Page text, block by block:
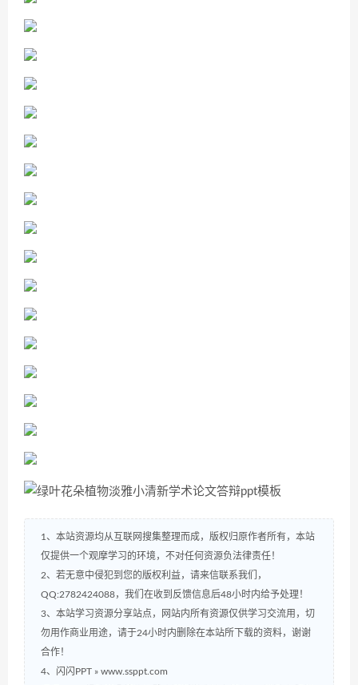
1、本站资源均从互联网搜集整理而成，版权归原作者所有，本站
仅提供一个观摩学习的环境，不对任何资源负法律责任！
2、若无意中侵犯到您的版权利益，请来信联系我们，
QQ:2782424088，我们在收到反馈信息后48小时内给予处理！
3、本站学习资源分享站点，网站内所有资源仅供学习交流用，切
勿用作商业用途，请于24小时内删除在本站所下载的资料，谢谢
合作！
4、闪闪PPT » www.ssppt.com